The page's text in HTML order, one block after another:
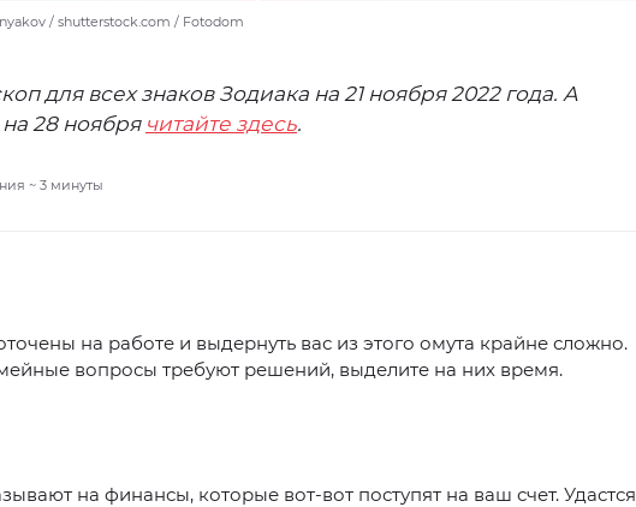
/ shutterstock.com / Fotodom
для всех знаков Зодиака на 21 ноября 2022 года. А
28 ноября читайте здесь.
~ 3 минуты
на работе и выдернуть вас из этого омута крайне сложно.
вопросы требуют решений, выделите на них время.
на финансы, которые вот-вот поступят на ваш счет. Удастся